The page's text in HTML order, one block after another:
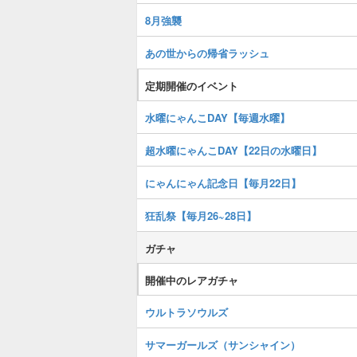
8月強襲
あの世からの帰省ラッシュ
定期開催のイベント
水曜にゃんこDAY【毎週水曜】
超水曜にゃんこDAY【22日の水曜日】
にゃんにゃん記念日【毎月22日】
狂乱祭【毎月26~28日】
ガチャ
開催中のレアガチャ
ウルトラソウルズ
サマーガールズ（サンシャイン）